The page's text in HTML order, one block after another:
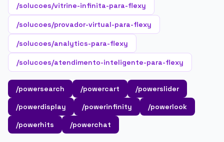
/solucoes/vitrine-infinita-para-flexy
/solucoes/provador-virtual-para-flexy
/solucoes/analytics-para-flexy
/solucoes/atendimento-inteligente-para-flexy
/powersearch /powercart
/powerslider
/powerdisplay
/powerinfinity
/powerlook
/powerhits
/powerchat